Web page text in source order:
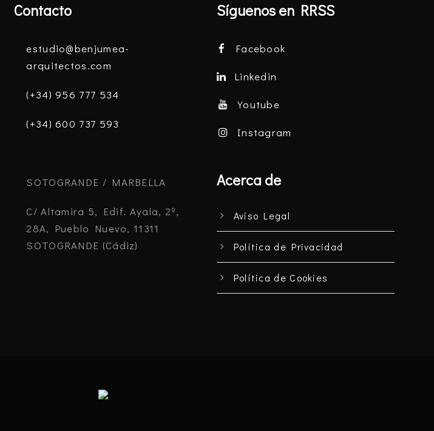
Contacto
estudio@benjumea-
arquitectos.com
(+34) 956 777 534
(+34) 600 737 593
SOTOGRANDE / MARBELLA
C/ Altamira 5, Edif. Ayala, 2º,
28A, Pueblo Nuevo, 11311
SOTOGRANDE (Cádiz)
Síguenos en RRSS
Facebook
Linkedin
Youtube
Instagram
Acerca de
Aviso Legal
Política de Privacidad
Política de Cookies